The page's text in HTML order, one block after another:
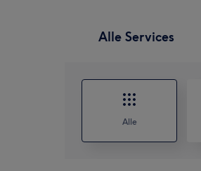
Alle Services
Alle